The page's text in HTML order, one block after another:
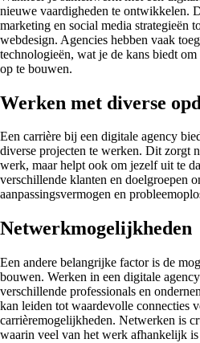
nieuwe vaardigheden te ontwikkelen.
marketing en social media strategieën
webdesign. Agencies hebben vaak
technologieën, wat je de kans biedt
op te bouwen.
Werken met diverse
Een carrière bij een digitale agency
diverse projecten te werken. Dit zorgt
werk, maar helpt ook om jezelf uit te
verschillende klanten en doelgroepen
aanpassingsvermogen en
Netwerkmogelijkheden
Een andere belangrijke factor is de
bouwen. Werken in een digitale
verschillende professionals en
kan leiden tot waardevolle connecties
carrièremogelijkheden. Netwerken is
waarin veel van het werk afhankelijk is